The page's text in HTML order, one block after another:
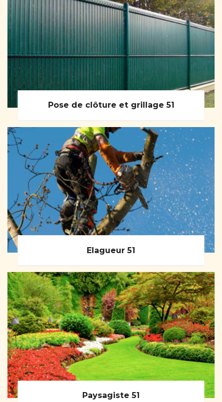
Pose de clôture et grillage 51
Elagueur 51
Paysagiste 51